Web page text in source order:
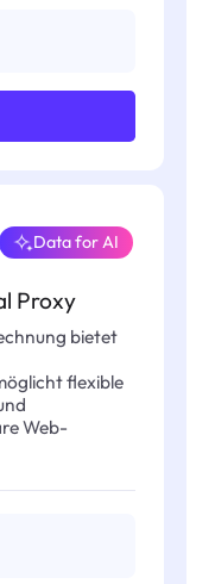
Proxy
Data for AI
bietet
flexible
Web-